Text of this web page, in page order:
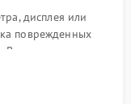
дисплея или
поврежденных
элементов